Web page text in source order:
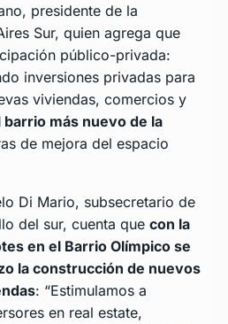
presidente de la
Sur, quien agrega que
público-privada:
inversiones privadas para
viviendas, comercios y
barrio más nuevo de la
de mejora del espacio
Di Mario, subsecretario de
del sur, cuenta que con la
en el Barrio Olímpico se
la construcción de nuevos
: “Estimulamos a
en real estate,